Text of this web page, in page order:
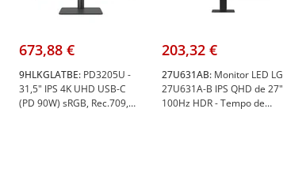
673,88 €
9HLKGLATBE: PD3205U -
31,5" IPS 4K UHD USB-C
(PD 90W) sRGB, Rec.709,
203,32 €
27U631AB: Monitor LED LG
27U631A-B IPS QHD de 27"
100Hz HDR - Tempo de